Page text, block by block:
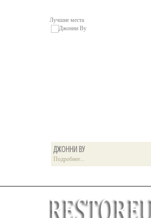
Лучшие места
ДЖОННИ ВУ
Подробнее...